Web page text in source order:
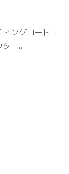
ングコート！
ー。